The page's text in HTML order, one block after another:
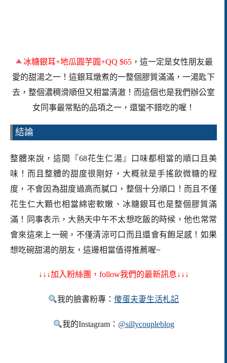
冰糖銀耳+地瓜圓芋圓+QQ $65 ，這一定是女性朋友最
愛的甜湯之一！這銀耳燉煮的一整個膠質滿滿，一湯匙下
去，整個濃稠滑順但又相當清澈！而這個也是我們辦公室
女同事最常點的品項之一，還蠻不錯吃的喔！
結論
整體來說，這間『68花生仁湯』口味都相當的順口且美
味！ 而且整體的甜度很剛好，大概就是手搖飲微糖的程
度，不會因為甜度過高而膩口，整個十分順口！而且 不僅
花生仁大顆也相當綿密軟嫩、冰糖銀耳也是整個膠質滿
滿！同事表示，大熱天中午不太想吃飯的時候，他也常常
會來這來上一碗，不僅清涼可口而且還會有飽足感！如果
想吃碗甜湯的朋友，這邊相當值得推薦喔~
↓↓↓加入粉絲團，follow我們的最新訊息↓↓↓
我的臉書粉專：傻蛋夫妻生活札記
我的Instagram： @sillycoupleblog